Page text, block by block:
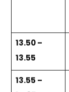
13.50 –
13.55
13.55 –